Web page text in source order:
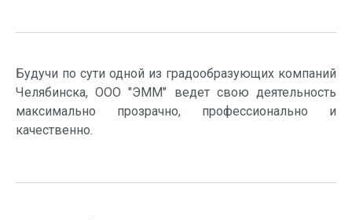
Будучи по сути одной из градообразующих компаний
Челябинска, ООО "ЭММ" ведет свою деятельность
максимально прозрачно, профессионально и
качественно.